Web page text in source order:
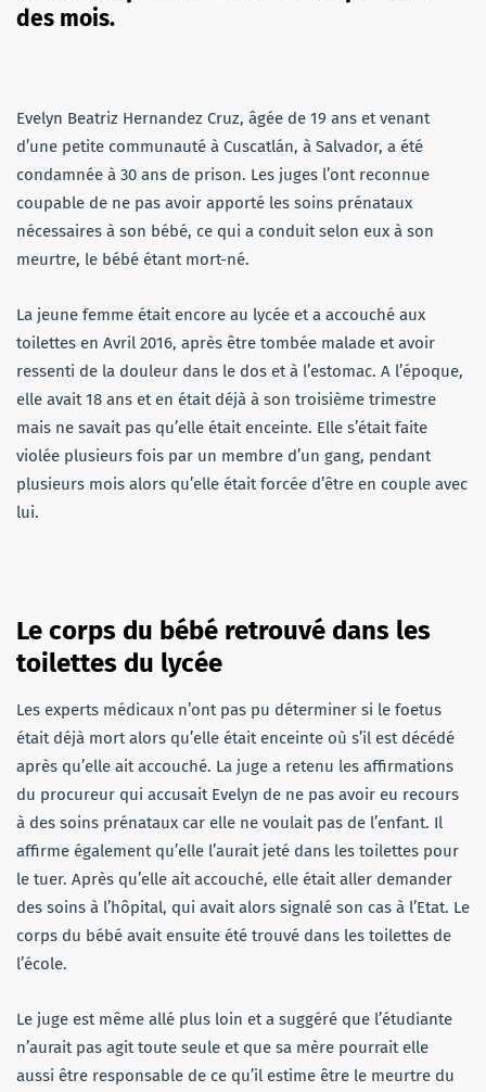
des mois.
Evelyn Beatriz Hernandez Cruz, âgée de 19 ans et venant
d’une petite communauté à Cuscatlán, à Salvador, a été
condamnée à 30 ans de prison. Les juges l’ont reconnue
coupable de ne pas avoir apporté les soins prénataux
nécessaires à son bébé, ce qui a conduit selon eux à son
meurtre, le bébé étant mort-né.
La jeune femme était encore au lycée et a accouché aux
toilettes en Avril 2016, après être tombée malade et avoir
ressenti de la douleur dans le dos et à l’estomac. A l’époque,
elle avait 18 ans et en était déjà à son troisième trimestre
mais ne savait pas qu’elle était enceinte. Elle s’était faite
violée plusieurs fois par un membre d’un gang, pendant
plusieurs mois alors qu’elle était forcée d’être en couple avec
lui.
Le corps du bébé retrouvé dans les
toilettes du lycée
Les experts médicaux n’ont pas pu déterminer si le foetus
était déjà mort alors qu’elle était enceinte où s’il est décédé
après qu’elle ait accouché. La juge a retenu les affirmations
du procureur qui accusait Evelyn de ne pas avoir eu recours
à des soins prénataux car elle ne voulait pas de l’enfant. Il
affirme également qu’elle l’aurait jeté dans les toilettes pour
le tuer. Après qu’elle ait accouché, elle était aller demander
des soins à l’hôpital, qui avait alors signalé son cas à l’Etat. Le
corps du bébé avait ensuite été trouvé dans les toilettes de
l’école.
Le juge est même allé plus loin et a suggéré que l’étudiante
n’aurait pas agit toute seule et que sa mère pourrait elle
aussi être responsable de ce qu’il estime être le meurtre du